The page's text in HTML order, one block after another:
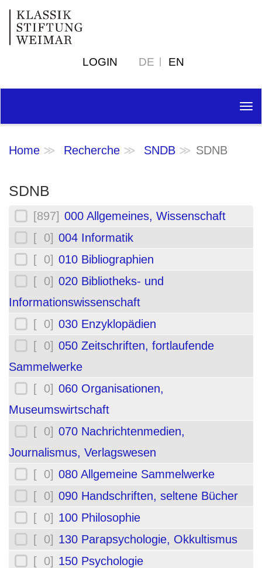
LOGIN DE EN
Home Recherche SNDB SDNB
SDNB
[897] 000 Allgemeines, Wissenschaft
[ 0] 004 Informatik
[ 0] 010 Bibliographien
[ 0] 020 Bibliotheks- und
Informationswissenschaft
[ 0] 030 Enzyklopädien
[ 0] 050 Zeitschriften, fortlaufende
Sammelwerke
[ 0] 060 Organisationen,
Museumswirtschaft
[ 0] 070 Nachrichtenmedien,
Journalismus, Verlagswesen
[ 0] 080 Allgemeine Sammelwerke
[ 0] 090 Handschriften, seltene Bücher
[ 0] 100 Philosophie
[ 0] 130 Parapsychologie, Okkultismus
[ 0] 150 Psychologie